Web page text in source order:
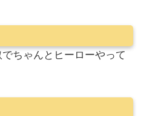
ちゃんとヒーローやって